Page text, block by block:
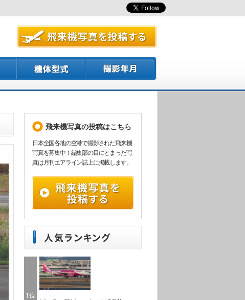
飛来機写真の投稿はこちら
日本全国各地の空港で撮影された飛来機
写真を募集中！編集部の目にとまった写
真は月刊エアライン誌上に掲載します。
1位